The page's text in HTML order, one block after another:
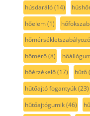
húsdaráló(14)
hőelem(1)
hőmérsékletszabályozó
hőmérő(8)
hőérzékelő(17) hűtő
hűtőajtó fogantyúk(23)
hűtőajtógumik(46)